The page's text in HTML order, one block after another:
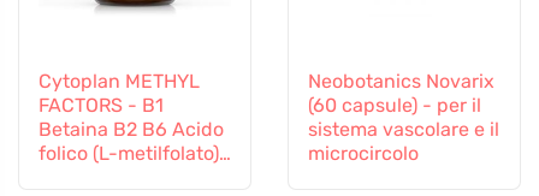
Cytoplan METHYL
FACTORS - B1
Betaina B2 B6 Acido
folico (L-metilfolato)
Neobotanics Novarix
(60 capsule) - per il
sistema vascolare e il
microcircolo